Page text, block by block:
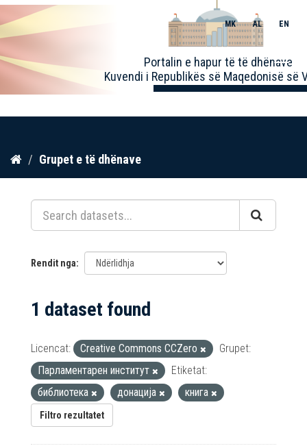
Kalo
përmbajtja
Portalin e hapur të të dhënave
Kuvendi i Republikës së Maqedonisë së
MK AL EN
Toggle
Grupet e të dhënave
Rendit nga
1 dataset found
Licencat: Creative Commons CCZero
Grupet:
Парламентарен институт
Etiketat:
библиотека
донација книга
Filtro rezultatet